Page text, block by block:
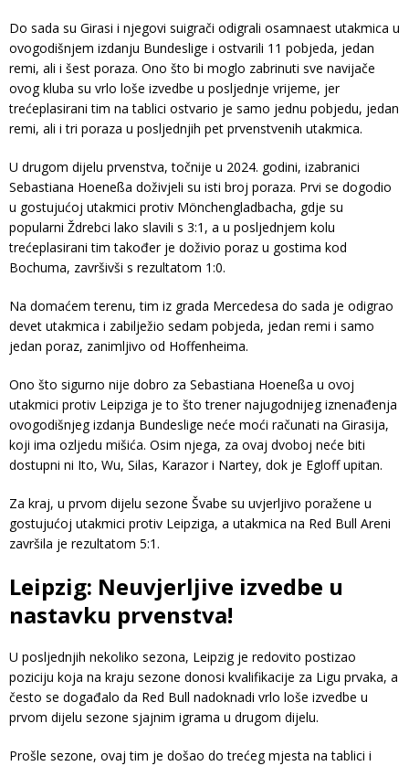
Do sada su Girasi i njegovi suigrači odigrali osamnaest utakmica u
ovogodišnjem izdanju Bundeslige i ostvarili 11 pobjeda, jedan
remi, ali i šest poraza. Ono što bi moglo zabrinuti sve navijače
ovog kluba su vrlo loše izvedbe u posljednje vrijeme, jer
trećeplasirani tim na tablici ostvario je samo jednu pobjedu, jedan
remi, ali i tri poraza u posljednjih pet prvenstvenih utakmica.
U drugom dijelu prvenstva, točnije u 2024. godini, izabranici
Sebastiana Hoeneßa doživjeli su isti broj poraza. Prvi se dogodio
u gostujućoj utakmici protiv Mönchengladbacha, gdje su
popularni Ždrebci lako slavili s 3:1, a u posljednjem kolu
trećeplasirani tim također je doživio poraz u gostima kod
Bochuma, završivši s rezultatom 1:0.
Na domaćem terenu, tim iz grada Mercedesa do sada je odigrao
devet utakmica i zabilježio sedam pobjeda, jedan remi i samo
jedan poraz, zanimljivo od Hoffenheima.
Ono što sigurno nije dobro za Sebastiana Hoeneßa u ovoj
utakmici protiv Leipziga je to što trener najugodnijeg iznenađenja
ovogodišnjeg izdanja Bundeslige neće moći računati na Girasija,
koji ima ozljedu mišića. Osim njega, za ovaj dvoboj neće biti
dostupni ni Ito, Wu, Silas, Karazor i Nartey, dok je Egloff upitan.
Za kraj, u prvom dijelu sezone Švabe su uvjerljivo poražene u
gostujućoj utakmici protiv Leipziga, a utakmica na Red Bull Areni
završila je rezultatom 5:1.
Leipzig: Neuvjerljive izvedbe u
nastavku prvenstva!
U posljednjih nekoliko sezona, Leipzig je redovito postizao
poziciju koja na kraju sezone donosi kvalifikacije za Ligu prvaka, a
često se događalo da Red Bull nadoknadi vrlo loše izvedbe u
prvom dijelu sezone sjajnim igrama u drugom dijelu.
Prošle sezone, ovaj tim je došao do trećeg mjesta na tablici i